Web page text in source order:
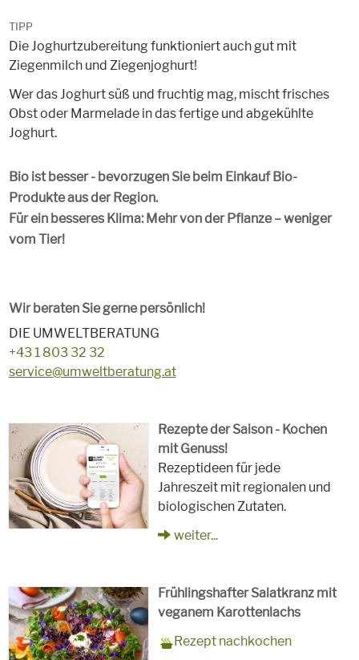
TIPP
Die Joghurtzubereitung funktioniert auch gut mit
Ziegenmilch und Ziegenjoghurt!
Wer das Joghurt süß und fruchtig mag, mischt frisches
Obst oder Marmelade in das fertige und abgekühlte
Joghurt.
Bio ist besser - bevorzugen Sie beim Einkauf Bio-
Produkte aus der Region.
Für ein besseres Klima: Mehr von der Pflanze – weniger
vom Tier!
Wir beraten Sie gerne persönlich!
DIE UMWELTBERATUNG
+43 1 803 32 32
service@umweltberatung.at
Rezepte der Saison - Kochen
mit Genuss!
Rezeptideen für jede
Jahreszeit mit regionalen und
biologischen Zutaten.
weiter...
Frühlingshafter Salatkranz mit
veganem Karottenlachs
für
Schlagworte
Beilagen, Hauptspeisen, Jause,
Rezept nachkochen